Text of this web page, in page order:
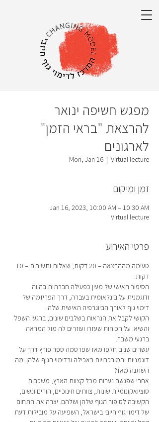
מפגש חשיפה ינואר
להרצאת "בראי הזמן"
לארגונים
Mon, Jan 16
  |
Virtual lecture
זמן ומיקום
Jan 16, 2023, 10:00 AM – 10:30 AM
Virtual lecture
פרטי האירוע
דקות.
הסיפור האישי של מעין כפעילה חברתית בהווה
ודוגמנית על בינלאומית בעברה, דרך הפריזמה של
דימוי גוף לאורך הביוגרפיה האישית שלה.
הקושי לקבל את הנראות בשלבים שונים, ברגעי השפל
והשיא. על הכוחות שעזרו ועוזרים לה מול המראה
ברגעי משבר.
עשרים שנים חלפו מאז שפרסמה ספר פורץ דרך על
דוגמניות והמורכבויות באכילה ובדימוי הגוף שלהן. מה
השתנה מאז?
אחרי שפגשה נערות מכל קצוות הארץ, משכבות
סוציואקונומיות שונות, צוותים חינוכיים, הורים ונשים,
הקשיבה לסיפור הגוף שלהן ושלהם. יצרה את התחום
של דימוי גוף חיובי בישראל, השפיעה על מובילות דעת